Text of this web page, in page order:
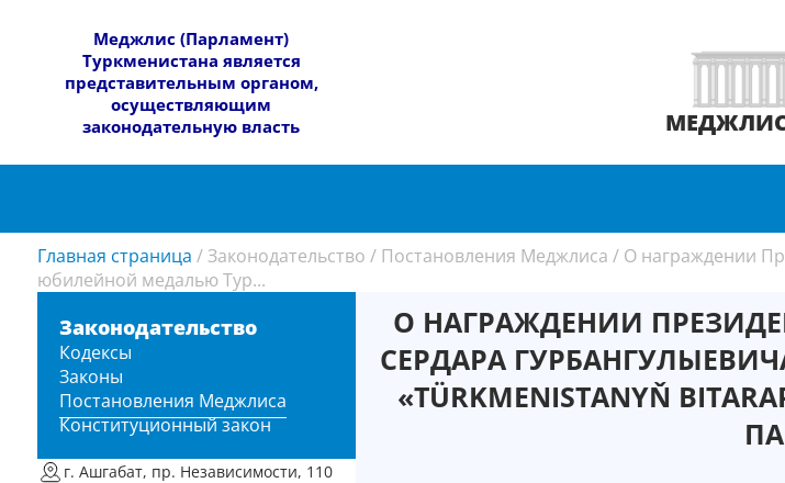
​Меджлис (Парламент)
Туркменистана является
представительным органом,
осуществляющим
законодательную власть
Главная страница / Законодательство / Постановления Меджлиса / О награждении
юбилейной медалью Тур...
Законодательство
Кодексы
Законы
Постановления Меджлиса
Конституционный закон
г. Ашгабат, пр. Независимости, 110
О НАГРАЖДЕНИИ
СЕРДАРА
«TÜRKMENISTANYŇ